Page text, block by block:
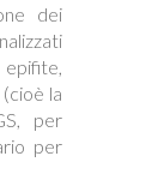
dei
la
per
per